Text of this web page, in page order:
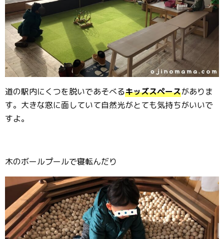
道の駅内にくつを脱いであそべるキッズスペースがありま
す。大きな窓に面していて自然光がとても気持ちがいいで
すよ。
木のボールプールで寝転んだり